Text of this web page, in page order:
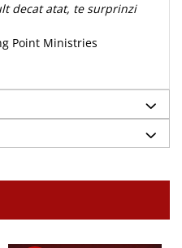
decat atat, te surprinzi
Point Ministries